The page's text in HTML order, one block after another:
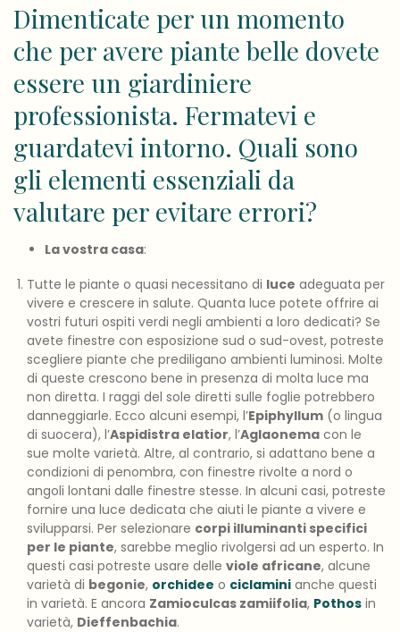
Dimenticate per un momento
che per avere piante belle dovete
essere un giardiniere
professionista. Fermatevi e
guardatevi intorno. Quali sono
gli elementi essenziali da
valutare per evitare errori?
La vostra casa:
Tutte le piante o quasi necessitano di luce adeguata per
vivere e crescere in salute. Quanta luce potete offrire ai
vostri futuri ospiti verdi negli ambienti a loro dedicati? Se
avete finestre con esposizione sud o sud-ovest, potreste
scegliere piante che prediligano ambienti luminosi. Molte
di queste crescono bene in presenza di molta luce ma
non diretta. I raggi del sole diretti sulle foglie potrebbero
danneggiarle. Ecco alcuni esempi, l’Epiphyllum (o lingua
di suocera), l’Aspidistra elatior, l’Aglaonema con le
sue molte varietà. Altre, al contrario, si adattano bene a
condizioni di penombra, con finestre rivolte a nord o
angoli lontani dalle finestre stesse. In alcuni casi, potreste
fornire una luce dedicata che aiuti le piante a vivere e
svilupparsi. Per selezionare corpi illuminanti specifici
per le piante, sarebbe meglio rivolgersi ad un esperto. In
questi casi potreste usare delle viole africane, alcune
varietà di begonie, orchidee o ciclamini anche questi
in varietà. E ancora Zamioculcas zamiifolia, Pothos in
varietà, Dieffenbachia.